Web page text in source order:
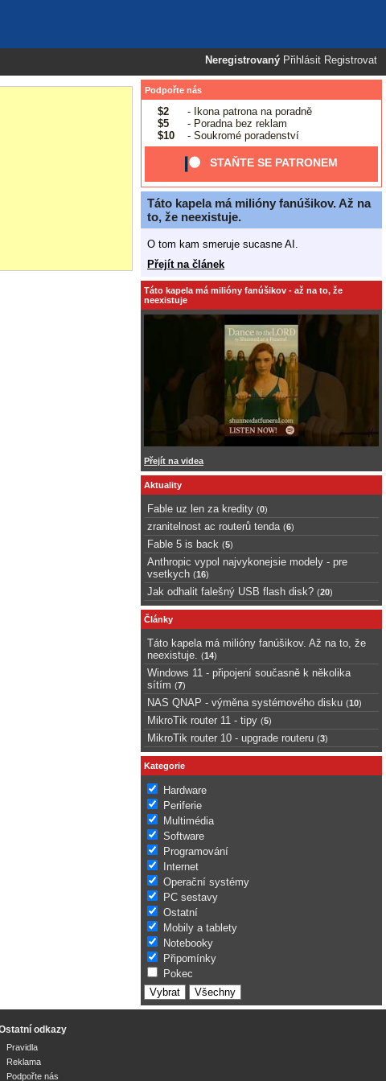
Neregistrovaný Přihlásit Registrovat
Podpořte nás
$2
- Ikona patrona na poradně
$5
- Poradna bez reklam
$10
- Soukromé poradenství
STAŇTE SE PATRONEM
Táto kapela má milióny fanúšikov. Až na
to, že neexistuje.
O tom kam smeruje sucasne AI.
Přejít na článek
Táto kapela má milióny fanúšikov - až na to, že
neexistuje
Přejít na videa
Aktuality
Fable uz len za kredity (0)
zranitelnost ac routerů tenda (6)
Fable 5 is back (5)
Anthropic vypol najvykonejsie modely - pre
vsetkych (16)
Jak odhalit falešný USB flash disk? (20)
Články
Táto kapela má milióny fanúšikov. Až na to, že
neexistuje.
(14)
Windows 11 - připojení současně k několika
sítím (7)
NAS QNAP - výměna systémového disku (10)
MikroTik router 11 - tipy (5)
MikroTik router 10 - upgrade routeru (3)
Kategorie
Hardware
Periferie
Multimédia
Software
Programování
Internet
Operační systémy
PC sestavy
Ostatní
Mobily a tablety
Notebooky
Připomínky
Pokec
odkazy
Pravidla
Reklama
Podpořte nás